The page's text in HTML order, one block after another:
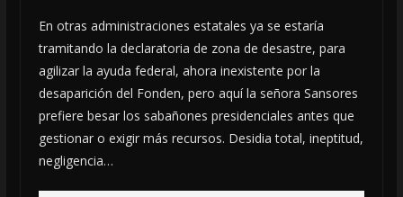
En otras administraciones estatales ya se estaría
tramitando la declaratoria de zona de desastre, para
agilizar la ayuda federal, ahora inexistente por la
desaparición del Fonden, pero aquí la señora Sansores
prefiere besar los sabañones presidenciales antes que
gestionar o exigir más recursos. Desidia total, ineptitud,
negligencia…